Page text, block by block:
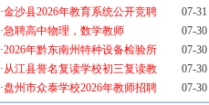
·金沙县2026年教育系统公开竞聘
07-31
·急聘高中物理，数学教师
07-30
·2026年黔东南州特种设备检验所
07-30
·从江县誉名复读学校初三复读教
07-30
·盘州市众泰学校2026年教师招聘 07-30